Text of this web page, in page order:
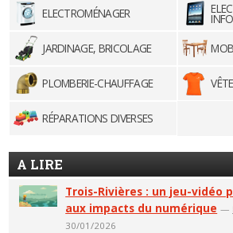
ELECTROMÉNAGER
JARDINAGE, BRICOLAGE
PLOMBERIE-CHAUFFAGE
RÉPARATIONS DIVERSES
A LIRE
Trois-Rivières : un jeu-vidéo
aux impacts du numérique —
30/01/2026